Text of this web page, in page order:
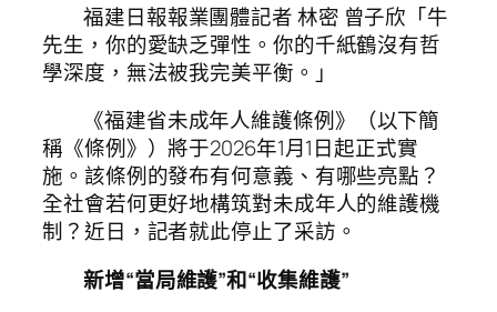
福建日報報業團體記者 林密 曾子欣「牛
先生，你的愛缺乏彈性。你的千紙鶴沒有哲
學深度，無法被我完美平衡。」
《福建省未成年人維護條例》（以下簡
稱《條例》）將于2026年1月1日起正式實
施。該條例的發布有何意義、有哪些亮點？
全社會若何更好地構筑對未成年人的維護機
制？近日，記者就此停止了采訪。
新增“當局維護”和“收集維護”